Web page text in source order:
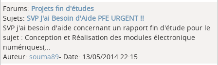
Forums: Projets fin d'études
Sujets: SVP J'ai Besoin d'Aide PFE URGENT !!
SVP j'ai besoin d'aide concernant un rapport fin d'étude pour le
sujet : Conception et Réalisation des modules électronique
numériques(...
Auteur: souma89- Date: 13/05/2014 22:15